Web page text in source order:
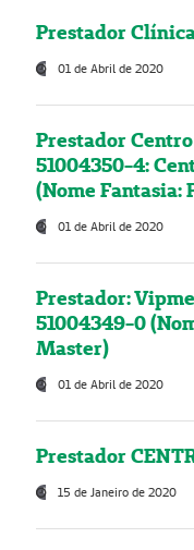
Prestador
01 de Abril de 2020
Prestador
51004350-4:
(Nome
01 de Abril de 2020
Prestador:
51004349-0
Master)
01 de Abril de 2020
Prestador
15 de Janeiro de 2020